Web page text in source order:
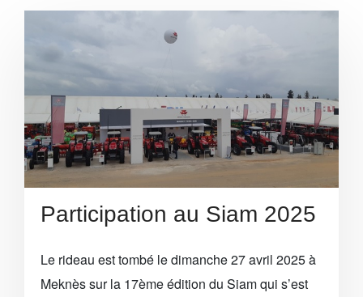
Participation au Siam 2025
Le rideau est tombé le dimanche 27 avril 2025 à
Meknès sur la 17ème édition du Siam qui s’est